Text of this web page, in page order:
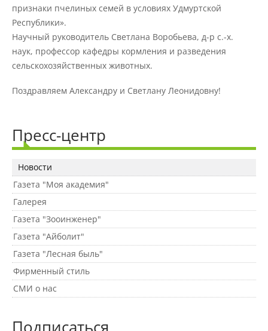
Педагогический состав
Материально-техническое
образовательного процесса
обучающихся
Платные образовательные услуги
Финансово-хозяйственная
деятельность
Вакантные места для приёма
(перевода) обучающихся
Доступная среда
признаки пчелиных семей в условиях Удмуртской
Республики».
Научный руководитель Светлана Воробьева, д-р с.-х.
наук, профессор кафедры кормления и разведения
сельскохозяйственных животных.
Поздравляем Александру и Светлану Леонидовну!
Пресс-центр
Новости
Газета "Моя академия"
Галерея
Газета "Зооинженер"
Газета "Айболит"
Газета "Лесная быль"
Фирменный стиль
СМИ о нас